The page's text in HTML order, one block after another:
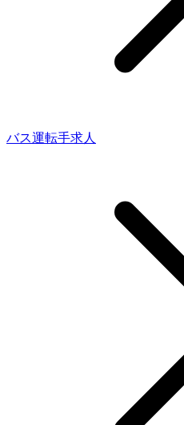
バス運転手求人